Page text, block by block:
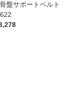
盤サポートベルト